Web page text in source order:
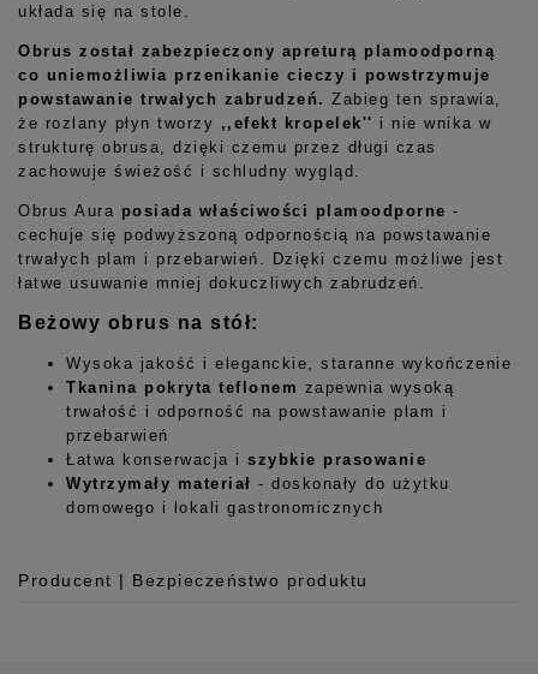
układa się na stole.
Obrus został zabezpieczony apreturą plamoodporną
co uniemożliwia przenikanie cieczy i powstrzymuje
powstawanie trwałych zabrudzeń. Zabieg ten sprawia,
że rozlany płyn tworzy ,,efekt kropelek'' i nie wnika w
strukturę obrusa, dzięki czemu przez długi czas
zachowuje świeżość i schludny wygląd.
Obrus Aura posiada właściwości plamoodporne -
cechuje się podwyższoną odpornością na powstawanie
trwałych plam i przebarwień. Dzięki czemu możliwe jest
łatwe usuwanie mniej dokuczliwych zabrudzeń.
Beżowy obrus na stół:
Wysoka jakość i eleganckie, staranne wykończenie
Tkanina pokryta teflonem zapewnia wysoką
trwałość i odporność na powstawanie plam i
przebarwień
Łatwa konserwacja i szybkie prasowanie
Wytrzymały materiał - doskonały do użytku
domowego i lokali gastronomicznych
Producent | Bezpieczeństwo produktu